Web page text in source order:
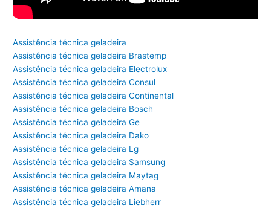
Assistência técnica geladeira
Assistência técnica geladeira Brastemp
Assistência técnica geladeira Electrolux
Assistência técnica geladeira Consul
Assistência técnica geladeira Continental
Assistência técnica geladeira Bosch
Assistência técnica geladeira Ge
Assistência técnica geladeira Dako
Assistência técnica geladeira Lg
Assistência técnica geladeira Samsung
Assistência técnica geladeira Maytag
Assistência técnica geladeira Amana
Assistência técnica geladeira Liebherr